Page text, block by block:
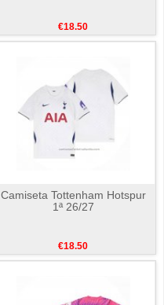
€18.50
Camiseta Tottenham Hotspur
1ª 26/27
€18.50